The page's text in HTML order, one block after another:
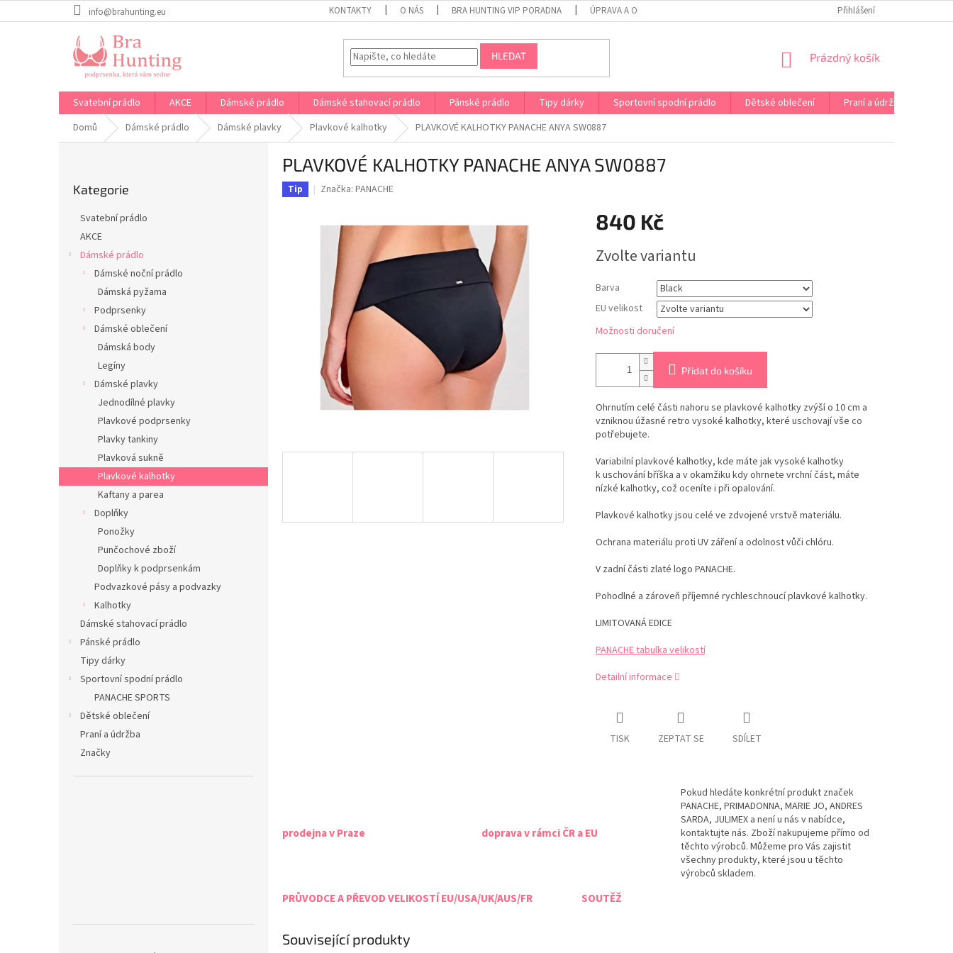
na
info@brahunting.eu KONTAKTY O NÁS BRA HUNTING VIP PORADNA ÚPRAVA A OPRAVA PRÁDLA NA MÍRU DOPRAVA A PLATBA ČR A EU
Přihlášení
HLEDAT
NÁKUPNÍ
Prázdný košík
Svatební prádlo AKCE Dámské prádlo Dámské stahovací prádlo Pánské prádlo Tipy dárky Sportovní spodní prádlo Dětské oblečení Praní a údržba
Domů
Dámské prádlo Dámské plavky Plavkové kalhotky PLAVKOVÉ KALHOTKY PANACHE ANYA SW0887
kategorie
Kategorie
Svatební prádlo
AKCE
Dámské prádlo
Dámské noční prádlo
Dámská pyžama
Podprsenky
Dámské oblečení
Dámská body
Legíny
Dámské plavky
Jednodílné plavky
Plavkové podprsenky
Plavky tankiny
Plavková sukně
Plavkové kalhotky
Kaftany a parea
Doplňky
Ponožky
Punčochové zboží
Doplňky k podprsenkám
Podvazkové pásy a podvazky
Kalhotky
Dámské stahovací prádlo
Pánské prádlo
Tipy dárky
Sportovní spodní prádlo
PANACHE SPORTS
Dětské oblečení
Praní a údržba
Značky
PLAVKOVÉ KALHOTKY PANACHE ANYA SW0887
Tip Značka: PANACHE
840 Kč
cena:
Zvolte variantu
Barva
EU velikost
Možnosti doručení
Přidat do košíku
Ohrnutím celé části nahoru se plavkové kalhotky zvýší o 10 cm a
vzniknou úžasné retro vysoké kalhotky, které uschovají vše co
potřebujete.
Variabilní plavkové kalhotky, kde máte jak vysoké kalhotky
k uschování bříška a v okamžiku kdy ohrnete vrchní část, máte
nízké kalhotky, což oceníte i při opalování.
Plavkové kalhotky jsou celé ve zdvojené vrstvě materiálu.
Ochrana materiálu proti UV záření a odolnost vůči chlóru.
V zadní části zlaté logo PANACHE.
Pohodlné a zároveň příjemné rychleschnoucí plavkové kalhotky.
LIMITOVANÁ EDICE
PANACHE tabulka velikostí
Detailní informace
TISK ZEPTAT SE SDÍLET
prodejna v Praze doprava v rámci ČR a EU
Pokud hledáte konkrétní produkt značek
PANACHE, PRIMADONNA, MARIE JO, ANDRES
SARDA, JULIMEX a není u nás v nabídce,
kontaktujte nás. Zboží nakupujeme přímo od
těchto výrobců. Můžeme pro Vás zajistit
všechny produkty, které jsou u těchto
výrobců skladem.
PRŮVODCE A PŘEVOD VELIKOSTÍ EU/USA/UK/AUS/FR SOUTĚŽ
Související produkty